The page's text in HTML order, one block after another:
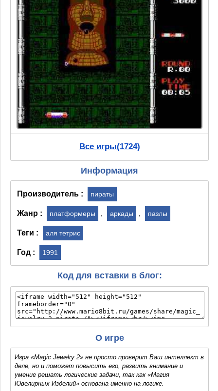
Все игры(1724)
Информация
Производитель : пираты
Жанр : платформеры , аркады , пазлы
Теги : аля тетрис
Год : 1991
Код для вставки в блог:
О игре
Игра «Magic Jewelry 2» не просто проверит Ваш интеллект в
деле, но и поможет повысить его, развить внимание и
умение решать логические задачи, так как «Магия
Ювелирных Изделий» основана именно на логике.